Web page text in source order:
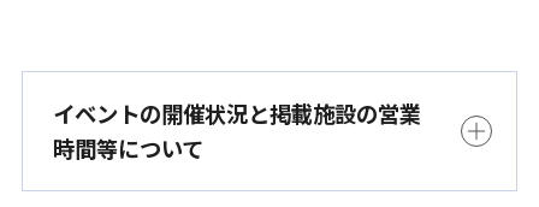
イベントの開催状況と掲載施設の営業
時間等について